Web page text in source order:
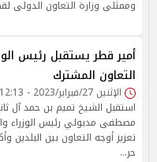
وممثلى وزارة التعاون الدولى
أمير قطر يستقبل رئيس
التعاون المشترك
الإثنين 27/فبراير/2023 - 12:13 م
استقبل الشيخ تميم بن حمد آل
مصطفى مدبولي رئيس الوزراء
تعزيز أوجه التعاون بين البلدين
حر…